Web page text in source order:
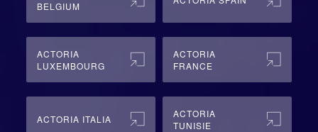
BELGIUM
ACTORIA
LUXEMBOURG
ACTORIA
FRANCE
ACTORIA ITALIA
ACTORIA
TUNISIE